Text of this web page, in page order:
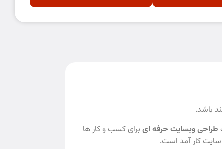
باشد.
طراحی وبسایت حرفه ای برای کسب و کار ها
سایت کار آمد است.